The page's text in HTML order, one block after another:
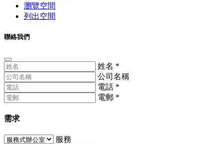
瀏覽空間
列出空間
聯絡我們
姓名 *
公司名稱
電話 *
電郵 *
需求
服務